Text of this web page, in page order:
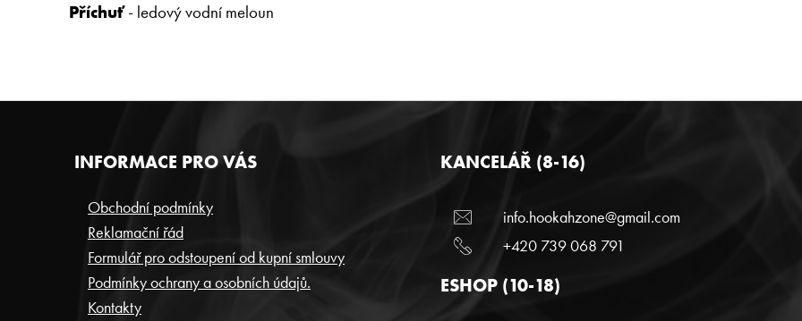
Příchuť- ledový vodní meloun
INFORMACE PRO VÁS
Obchodní podmínky
Reklamační řád
Formulář pro odstoupení od kupní smlouvy
Podmínky ochrany a osobních údajů.
Kontakty
KANCELÁŘ (8-16)
info.hookahzone@gmail.com
+420 739 068 791
ESHOP (10-18)